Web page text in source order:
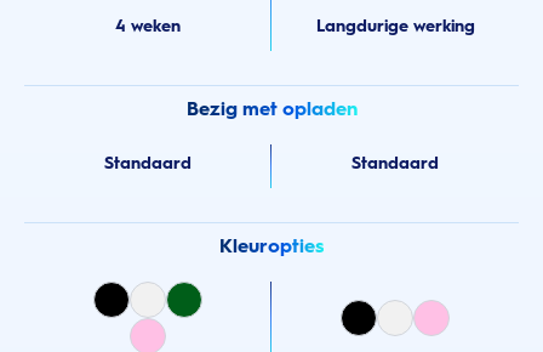
4 weken Langdurige werking
Bezig met opladen
Standaard Standaard
Kleuropties